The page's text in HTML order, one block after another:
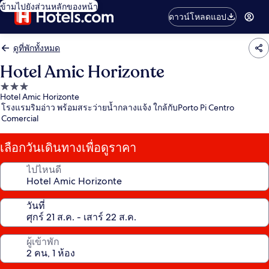
ข้ามไปยังส่วนหลักของหน้า
ดาวน์โหลดแอป
ดูที่พักทั้งหมด
Hotel Amic Horizonte
ที่พัก
3.0
ดาว
Hotel Amic Horizonte
โรงแรมริมอ่าว พร้อมสระว่ายน้ำกลางแจ้ง ใกล้กับPorto Pi Centro
Comercial
เลือกวันเดินทางเพื่อดูราคา
ไปไหนดี
วันที่
ผู้เข้าพัก